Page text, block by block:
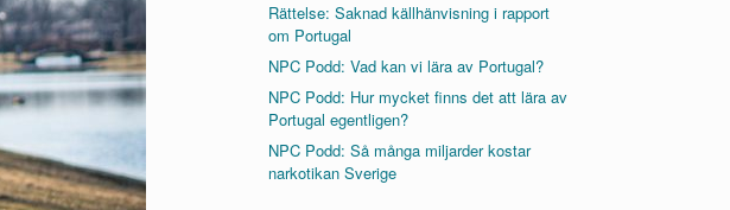
Rättelse: Saknad källhänvisning i rapport
om Portugal
NPC Podd: Vad kan vi lära av Portugal?
NPC Podd: Hur mycket finns det att lära av
Portugal egentligen?
NPC Podd: Så många miljarder kostar
narkotikan Sverige